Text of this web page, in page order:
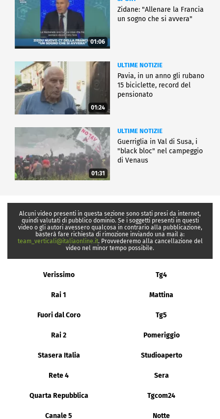
01:06
Zidane: "Allenare la Francia
un sogno che si avvera"
01:24
ULTIME NOTIZIE
Pavia, in un anno gli rubano
15 biciclette, record del
pensionato
01:31
ULTIME NOTIZIE
Guerriglia in Val di Susa, i
"black bloc" nel campeggio
di Venaus
Alcuni video presenti in questa sezione sono stati presi da internet,
quindi valutati di pubblico dominio. Se i soggetti presenti in questi
video o gli autori avessero qualcosa in contrario alla pubblicazione,
basterà fare richiesta di rimozione inviando una mail a:
team_verticali@italiaonline.it. Provvederemo alla cancellazione del
video nel minor tempo possibile.
Verissimo Tg4
Rai 1 Mattina
Fuori dal Coro Tg5
Rai 2 Pomeriggio
Stasera Italia Studioaperto
Rete 4 Sera
Quarta Repubblica Tgcom24
Canale 5 Notte